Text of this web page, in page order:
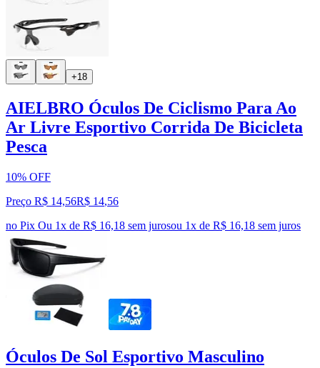
+18
AIELBRO Óculos De Ciclismo Para Ao
Ar Livre Esportivo Corrida De Bicicleta
Pesca
10% OFF
Preço R$ 14,56R$ 14,56
no Pix Ou 1x de R$ 16,18 sem jurosou 1x de R$ 16,18 sem juros
Óculos De Sol Esportivo Masculino